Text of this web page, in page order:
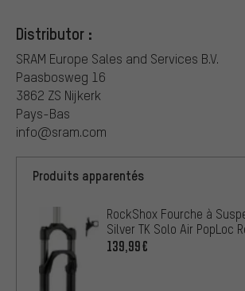
Distributor :
SRAM Europe Sales and Services B.V.
Paasbosweg 16
3862 ZS Nijkerk
Pays-Bas
info@sram.com
Produits apparentés
RockShox Fourche à
Silver TK Solo Air PopLoc
139,99€